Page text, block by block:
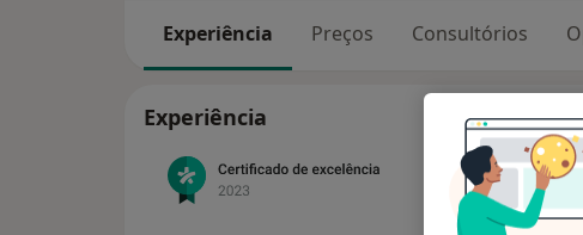
Experiência Preços Consultórios
Experiência